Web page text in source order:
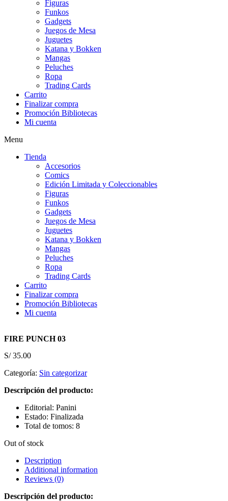
Figuras
Funkos
Gadgets
Juegos de Mesa
Juguetes
Katana y Bokken
Mangas
Peluches
Ropa
Trading Cards
Carrito
Finalizar compra
Promoción Bibliotecas
Mi cuenta
Menu
Tienda
Accesorios
Comics
Edición Limitada y Coleccionables
Figuras
Funkos
Gadgets
Juegos de Mesa
Juguetes
Katana y Bokken
Mangas
Peluches
Ropa
Trading Cards
Carrito
Finalizar compra
Promoción Bibliotecas
Mi cuenta
FIRE PUNCH 03
S/35.00
Categoría: Sin categorizar
Descripción del producto:
Editorial: Panini
Estado: Finalizada
Total de tomos: 8
Out of stock
Description
Additional information
Reviews (0)
Descripción del producto: